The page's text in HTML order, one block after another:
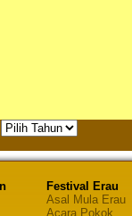
Festival Erau
Asal Mula Erau
Acara Pokok